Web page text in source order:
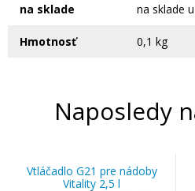
na sklade na sklade
Hmotnosť 0,1 kg
Naposledy
Vtláčadlo G21 pre nádoby
Vitality 2,5 l